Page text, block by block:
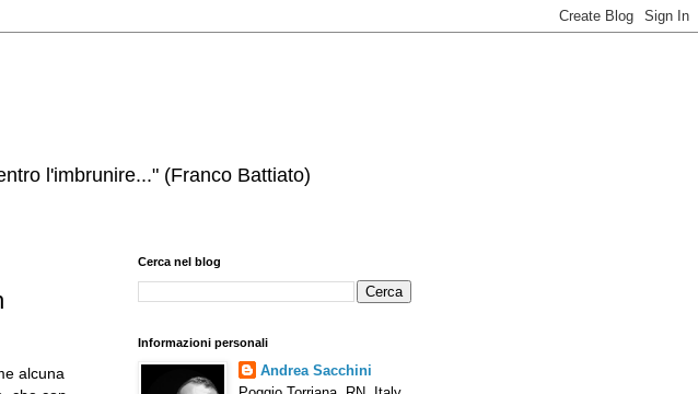
l'imbrunire..." (Franco Battiato)
alcuna
Cerca nel blog
Informazioni personali
Andrea Sacchini